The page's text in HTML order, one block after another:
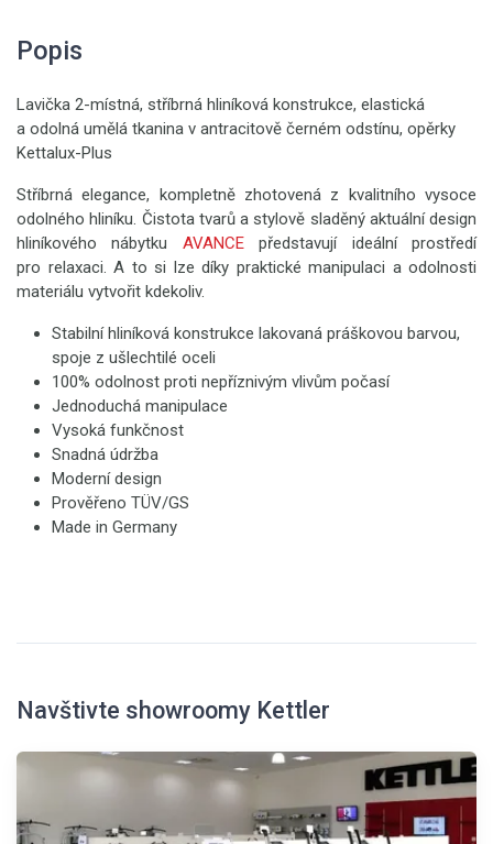
Popis
Lavička 2-místná, stříbrná hliníková konstrukce, elastická
a odolná umělá tkanina v antracitově černém odstínu, opěrky
Kettalux-Plus
Stříbrná elegance, kompletně zhotovená z kvalitního vysoce
odolného hliníku. Čistota tvarů a stylově sladěný aktuální design
hliníkového nábytku AVANCEpředstavují ideální prostředí
pro relaxaci. A to si lze díky praktické manipulaci a odolnosti
materiálu vytvořit kdekoliv.
Stabilní hliníková konstrukce lakovaná práškovou barvou,
spoje z ušlechtilé oceli
100% odolnost proti nepříznivým vlivům počasí
Jednoduchá manipulace
Vysoká funkčnost
Snadná údržba
Moderní design
Prověřeno TÜV/GS
Made in Germany
Navštivte showroomy Kettler